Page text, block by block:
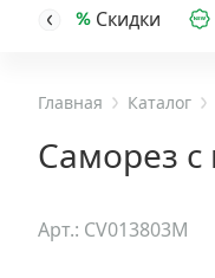
Уценка
Скидки
Главная Каталог
Саморез с
Арт.: CV013803M